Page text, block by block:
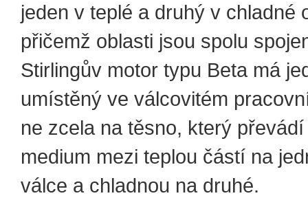
jeden v teplé a druhý v chladné
přičemž oblasti jsou spolu
Stirlingův motor typu Beta má
umístěný ve válcovitém
ne zcela na těsno, který
medium mezi teplou částí na
válce a chladnou na druhé.